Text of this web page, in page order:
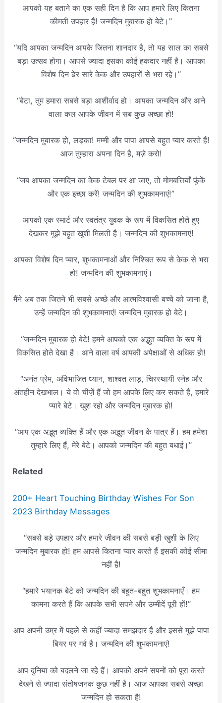
आपको यह बताने का एक सही दिन है कि आप हमारे लिए कितना
कीमती उपहार हैं! जन्मदिन मुबारक हो बेटे।”
“यदि आपका जन्मदिन आपके जितना शानदार है, तो यह साल का सबसे
बड़ा उत्सव होगा। आपसे ज्यादा इसका कोई हकदार नहीं है। आपका
विशेष दिन ढेर सारे केक और उपहारों से भरा रहे।”
“बेटा, तुम हमारा सबसे बड़ा आशीर्वाद हो। आपका जन्मदिन और आने
वाला कल आपके जीवन में सब कुछ अच्छा हो!
“जन्मदिन मुबारक हो, लड़का! मम्मी और पापा आपसे बहुत प्यार करते हैं!
आज तुम्हारा अपना दिन है, मज़े करो!
“जब आपका जन्मदिन का केक टेबल पर आ जाए, तो मोमबत्तियाँ फूंकें
और एक इच्छा करें! जन्मदिन की शुभकामनाएं!”
आपको एक स्मार्ट और स्वतंत्र युवक के रूप में विकसित होते हुए
देखकर मुझे बहुत खुशी मिलती है। जन्मदिन की शुभकामनाएं!
आपका विशेष दिन प्यार, शुभकामनाओं और निश्चित रूप से केक से भरा
हो! जन्मदिन की शुभकामनाएं।
मैंने अब तक जितने भी सबसे अच्छे और आत्मविश्वासी बच्चे को जाना है,
उन्हें जन्मदिन की शुभकामनाएं! जन्मदिन मुबारक हो बेटे।
“जन्मदिन मुबारक हो बेटे! हमने आपको एक अद्भुत व्यक्ति के रूप में
विकसित होते देखा है। आने वाला वर्ष आपकी अपेक्षाओं से अधिक हो!
“अनंत प्रेम, अविभाजित ध्यान, शाश्वत लाड़, चिरस्थायी स्नेह और
अंतहीन देखभाल। ये वो चीज़ें हैं जो हम आपके लिए कर सकते हैं, हमारे
प्यारे बेटे। खुश रहो और जन्मदिन मुबारक हो!
“आप एक अद्भुत व्यक्ति हैं और एक अद्भुत जीवन के पात्र हैं। हम हमेशा
तुम्हारे लिए हैं, मेरे बेटे। आपको जन्मदिन की बहुत बधाई।”
Related
200+ Heart Touching Birthday Wishes For Son
2023 Birthday Messages
“सबसे बड़े उपहार और हमारे जीवन की सबसे बड़ी खुशी के लिए
जन्मदिन मुबारक हो! हम आपसे कितना प्यार करते हैं इसकी कोई सीमा
नहीं है!
“हमारे भयानक बेटे को जन्मदिन की बहुत-बहुत शुभकामनाएँ। हम
कामना करते हैं कि आपके सभी सपने और उम्मीदें पूरी हों!”
आप अपनी उम्र में पहले से कहीं ज्यादा समझदार हैं और इससे मुझे पापा
बियर पर गर्व है। जन्मदिन की शुभकामनाएं!
आप दुनिया को बदलने जा रहे हैं। आपको अपने सपनों को पूरा करते
देखने से ज्यादा संतोषजनक कुछ नहीं है। आज आपका सबसे अच्छा
जन्मदिन हो सकता है!